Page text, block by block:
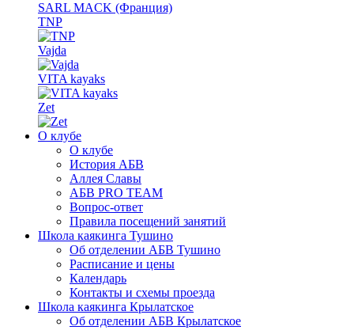
SARL MACK (Франция)
TNP
Vajda
VITA kayaks
Zet
О клубе
О клубе
История АБВ
Аллея Славы
АБВ PRO TEAM
Вопрос-ответ
Правила посещений занятий
Школа каякинга Тушино
Об отделении АБВ Тушино
Расписание и цены
Календарь
Контакты и схемы проезда
Школа каякинга Крылатское
Об отделении АБВ Крылатское